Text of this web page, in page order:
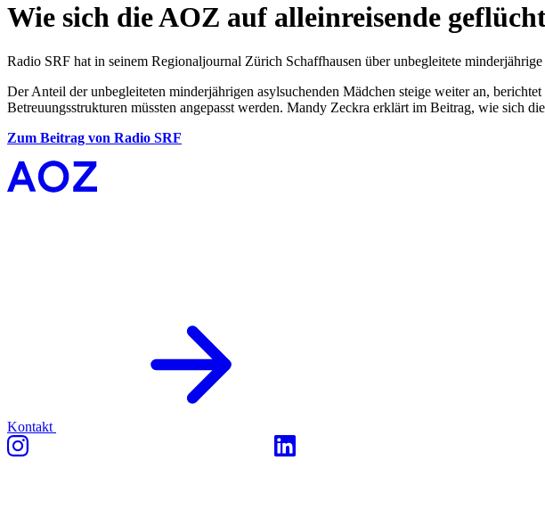
Wie sich die AOZ auf alleinreisende
Radio SRF hat in seinem Regionaljournal Zürich Schaffhausen über unbegleitete
Der Anteil der unbegleiteten minderjährigen asylsuchenden Mädchen steige weiter an,
Betreuungsstrukturen müssten angepasst werden. Mandy Zeckra erklärt im Beitrag, wie sich
Zum Beitrag von Radio SRF
Kontakt